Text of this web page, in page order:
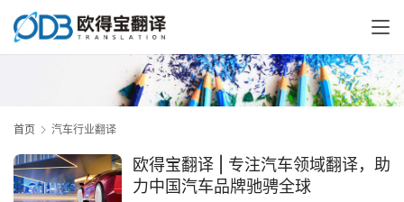
首页 汽车行业翻译
欧得宝翻译 | 专注汽车领域翻译，助
力中国汽车品牌驰骋全球